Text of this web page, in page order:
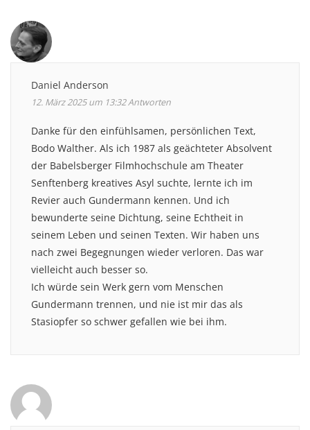
Daniel Anderson
12. März 2025 um 13:32Antworten
Danke für den einfühlsamen, persönlichen Text,
Bodo Walther. Als ich 1987 als geächteter Absolvent
der Babelsberger Filmhochschule am Theater
Senftenberg kreatives Asyl suchte, lernte ich im
Revier auch Gundermann kennen. Und ich
bewunderte seine Dichtung, seine Echtheit in
seinem Leben und seinen Texten. Wir haben uns
nach zwei Begegnungen wieder verloren. Das war
vielleicht auch besser so.
Ich würde sein Werk gern vom Menschen
Gundermann trennen, und nie ist mir das als
Stasiopfer so schwer gefallen wie bei ihm.